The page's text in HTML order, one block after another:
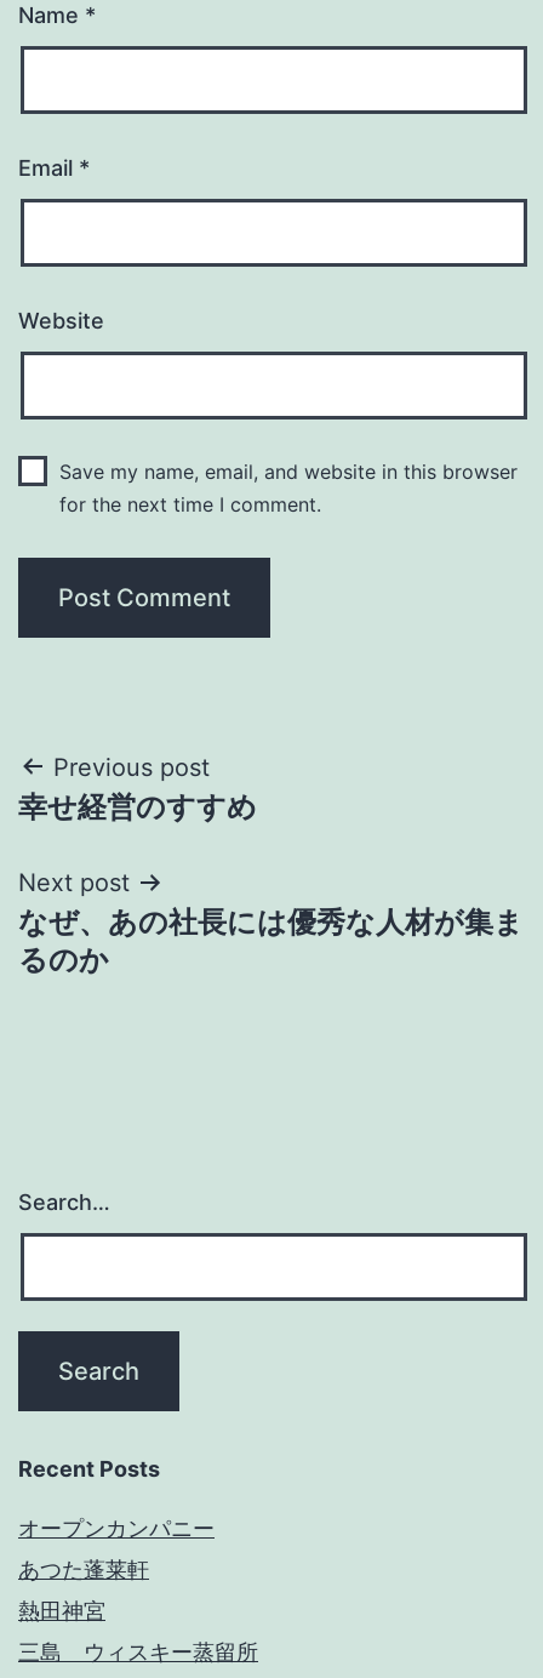
Name *
Email *
Website
Save my name, email, and website in this browser
for the next time I comment.
Post
navigation
Previous post
幸せ経営のすすめ
Next post
なぜ、あの社長には優秀な人材が集ま
るのか
Search…
Recent Posts
オープンカンパニー
あつた蓬莱軒
熱田神宮
三島 ウィスキー蒸留所